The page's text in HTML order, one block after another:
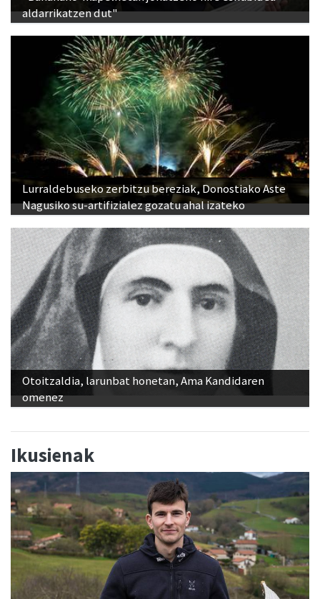
aldarrikatzen dut"
Lurraldebuseko zerbitzu bereziak, Donostiako Aste
Nagusiko su-artifizialez gozatu ahal izateko
Otoitzaldia, larunbat honetan, Ama Kandidaren
omenez
Ikusienak